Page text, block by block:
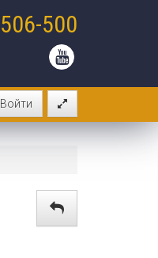
506-500
Войти